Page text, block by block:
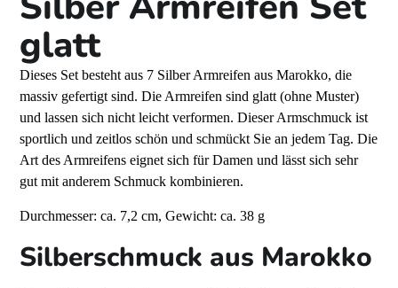
glatt
Dieses Set besteht aus 7 Silber Armreifen aus Marokko, die
massiv gefertigt sind. Die Armreifen sind glatt (ohne Muster)
und lassen sich nicht leicht verformen. Dieser Armschmuck ist
sportlich und zeitlos schön und schmückt Sie an jedem Tag. Die
Art des Armreifens eignet sich für Damen und lässt sich sehr
gut mit anderem Schmuck kombinieren.
Durchmesser: ca. 7,2 cm, Gewicht: ca. 38 g
Silberschmuck aus Marokko